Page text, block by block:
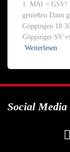
1. MAI = GSV!
genießen Dann
Göppingen
Göppinger SV
Weiterlesen
Social Media